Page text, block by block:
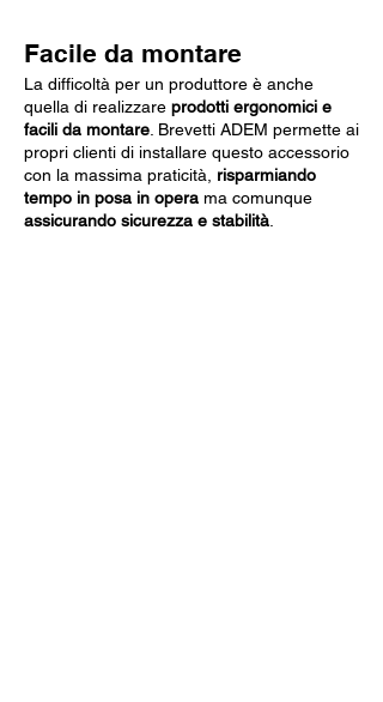
Facile da montare
La difficoltà per un produttore è anche
quella di realizzare prodotti ergonomici e
facili da montare . Brevetti ADEM permette ai
propri clienti di installare questo accessorio
con la massima praticità, risparmiando
tempo in posa in opera ma comunque
assicurando sicurezza e stabilità